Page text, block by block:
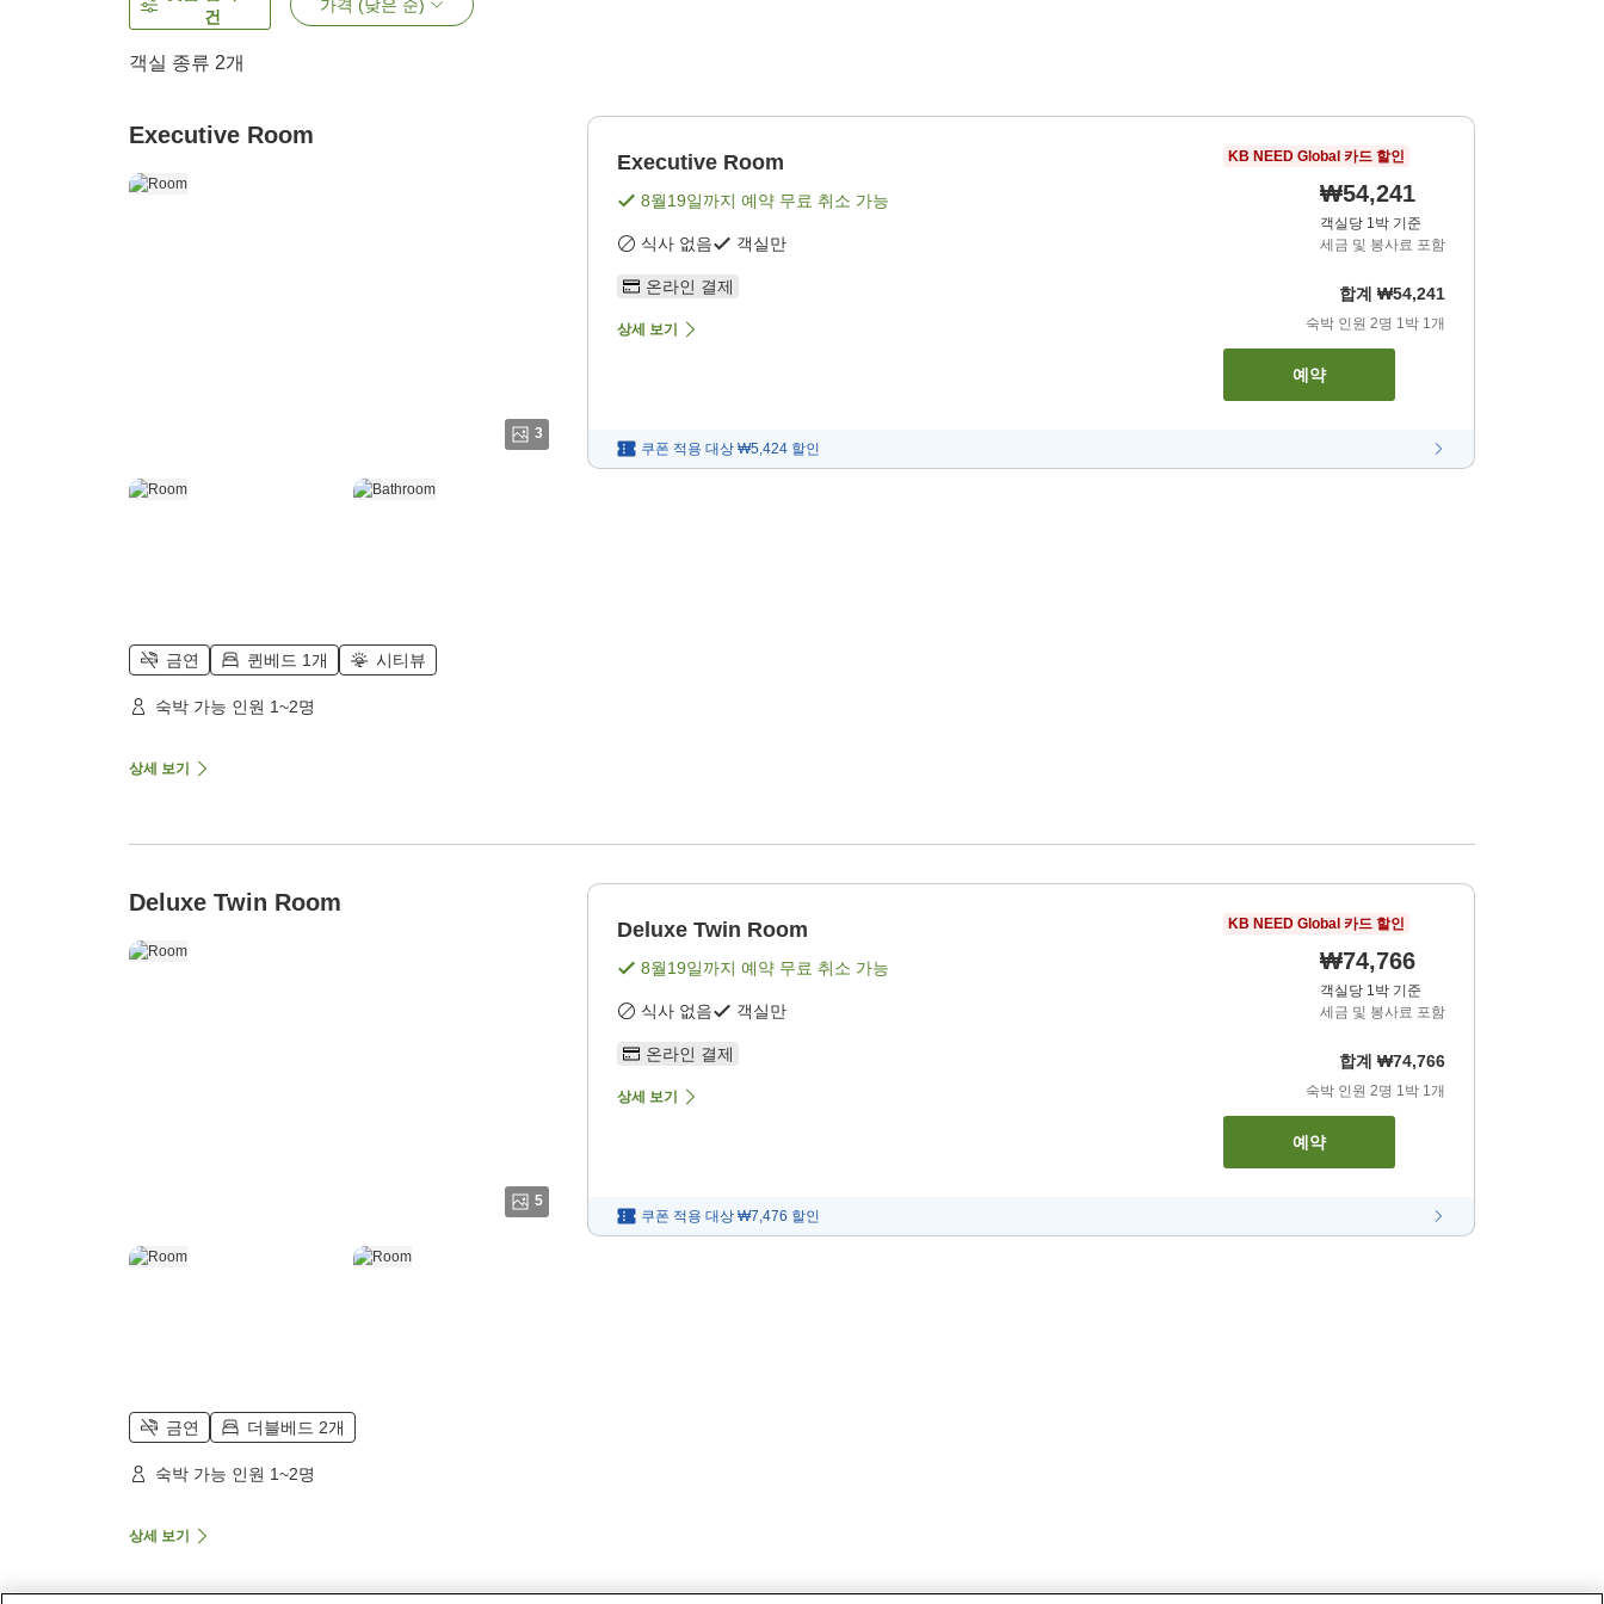
건
가격 (낮은 순)
객실 종류 2개
Executive Room
3
금연 퀸베드 1개 시티뷰
숙박 가능 인원 1~2명
상세 보기
Executive Room
8월19일까지 예약 무료 취소 가능
식사 없음 객실만
온라인 결제
상세 보기
KB NEED Global 카드 할인
₩54,241
객실당 1박 기준
세금 및 봉사료 포함
합계 ₩54,241
숙박 인원 2명 1박 1개
예약
쿠폰 적용 대상 ₩5,424 할인
Deluxe Twin Room
5
금연 더블베드 2개
숙박 가능 인원 1~2명
상세 보기
Deluxe Twin Room
8월19일까지 예약 무료 취소 가능
식사 없음 객실만
온라인 결제
상세 보기
KB NEED Global 카드 할인
₩74,766
객실당 1박 기준
세금 및 봉사료 포함
합계 ₩74,766
숙박 인원 2명 1박 1개
예약
쿠폰 적용 대상 ₩7,476 할인